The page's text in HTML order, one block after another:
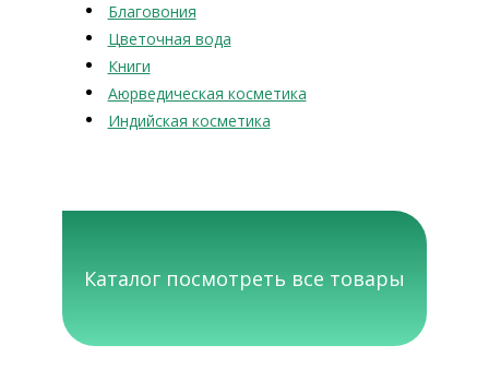
Благовония
Цветочная вода
Книги
Аюрведическая косметика
Индийская косметика
Каталог посмотреть все товары